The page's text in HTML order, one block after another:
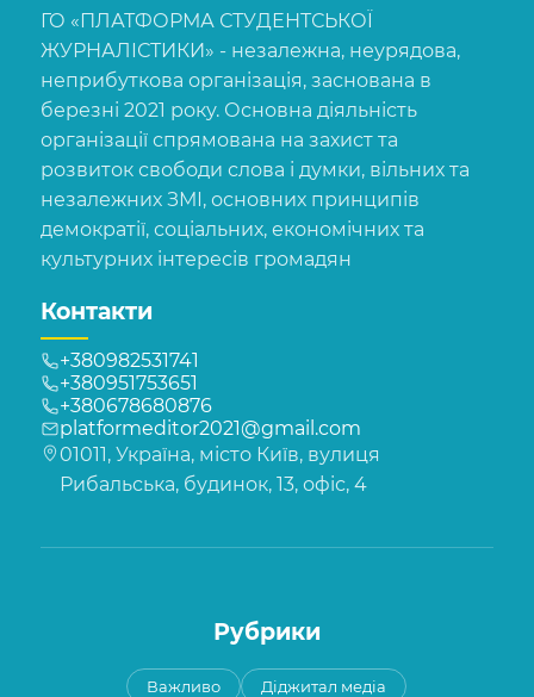
ГО «ПЛАТФОРМА СТУДЕНТСЬКОЇ
ЖУРНАЛІСТИКИ» - незалежна, неурядова,
неприбуткова організація, заснована в
березні 2021 року. Основна діяльність
організації спрямована на захист та
розвиток свободи слова і думки, вільних та
незалежних ЗМІ, основних принципів
демократії, соціальних, економічних та
культурних інтересів громадян
Контакти
+380982531741
+380951753651
+380678680876
platformeditor2021@gmail.com
01011, Україна, місто Київ, вулиця
Рибальська, будинок, 13, офіс, 4
Рубрики
Важливо Діджитал медіа